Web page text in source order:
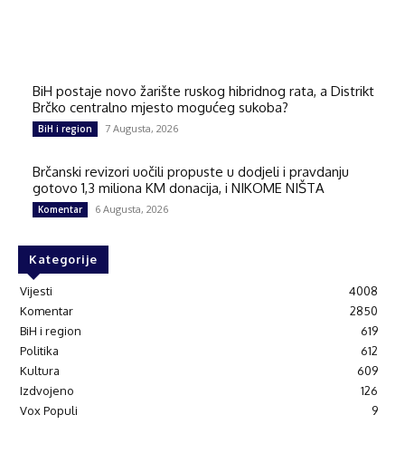
BiH postaje novo žarište ruskog hibridnog rata, a Distrikt
Brčko centralno mjesto mogućeg sukoba?
BiH i region 7 Augusta, 2026
Brčanski revizori uočili propuste u dodjeli i pravdanju
gotovo 1,3 miliona KM donacija, i NIKOME NIŠTA
Komentar 6 Augusta, 2026
Kategorije
Vijesti
4008
Komentar
2850
BiH i region
619
Politika
612
Kultura
609
Izdvojeno
126
Vox Populi
9